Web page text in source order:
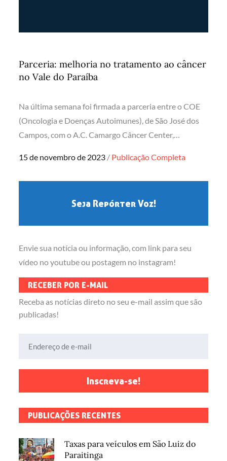
Parceria: melhoria no tratamento ao câncer
no Vale do Paraíba
Na última semana foi firmada a parceria entre o COE
(Oncologia e Doenças Autoimunes), de São José dos
Campos, com o A.C. Camargo Câncer Center,…
Posted
15 de novembro de 2023 Publicação Completa
Seja Repórter Voz!
Envie sua notícia ou informação, com link para seu
vídeo no youtube ou postagem no instagram!
RECEBER POR E-MAIL
Receba as notícias direto no seu e-mail assim que são
publicadas!
Inscreva-se!
PUBLICAÇÕES RECENTES
Taxas para veículos em São Luiz do
Paraitinga